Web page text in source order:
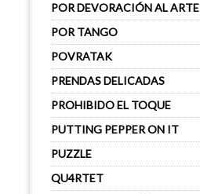
POR DEVORACIÓN AL ARTE
POR TANGO
POVRATAK
PRENDAS DELICADAS
PROHIBIDO EL TOQUE
PUTTING PEPPER ON IT
PUZZLE
QU4RTET